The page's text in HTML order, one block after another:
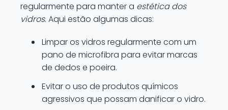
regularmente para manter a estética dos
vidros. Aqui estão algumas dicas:
Limpar os vidros regularmente com um
pano de microfibra para evitar marcas
de dedos e poeira.
Evitar o uso de produtos químicos
agressivos que possam danificar o vidro.